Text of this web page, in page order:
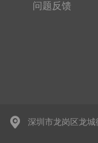
问题反馈
深圳市龙岗区龙